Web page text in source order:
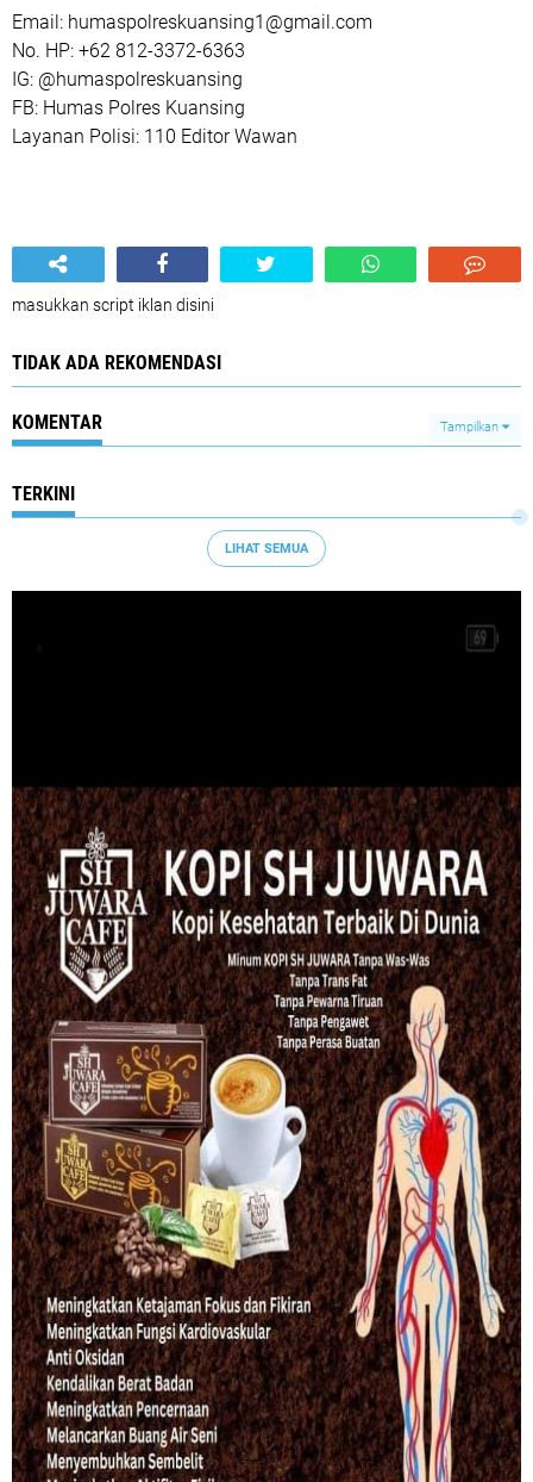
Email: humaspolreskuansing1@gmail.com
No. HP: +62 812-3372-6363
IG: @humaspolreskuansing
FB: Humas Polres Kuansing
Layanan Polisi: 110 Editor Wawan
masukkan script iklan disini
TIDAK ADA REKOMENDASI
KOMENTAR Tampilkan
TERKINI
LIHAT SEMUA